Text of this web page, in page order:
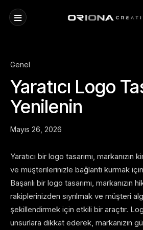
Genel
Yaratıcı Logo
Yenilenin
Mayıs 26, 2026
Yaratıcı bir logo tasarımı,
ve müşterilerinizle bağlantı kurmak
Başarılı bir logo tasarımı, markanızın
rakiplerinizden sıyrılmak ve müşteri
şekillendirmek için etkili bir araçtır.
unsurlara dikkat ederek, markanızın